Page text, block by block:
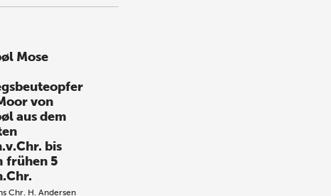
–
for
emner.
bidrag
Danmark og
alt fra de
Mose
von
aus dem
bis
frühen 5
Chr. H. Andersen